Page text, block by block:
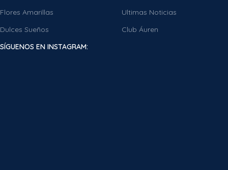
Flores Amarillas
Dulces Sueños
Ultimas Noticias
Club Áuren
SÍGUENOS EN INSTAGRAM: